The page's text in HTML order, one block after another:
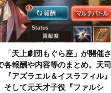
「天上劇団もぐら座」が開催さ
各報酬や内容等のまとめ。天司
『アズラエル＆イスラフィル』
そして元天才子役『ファルシ